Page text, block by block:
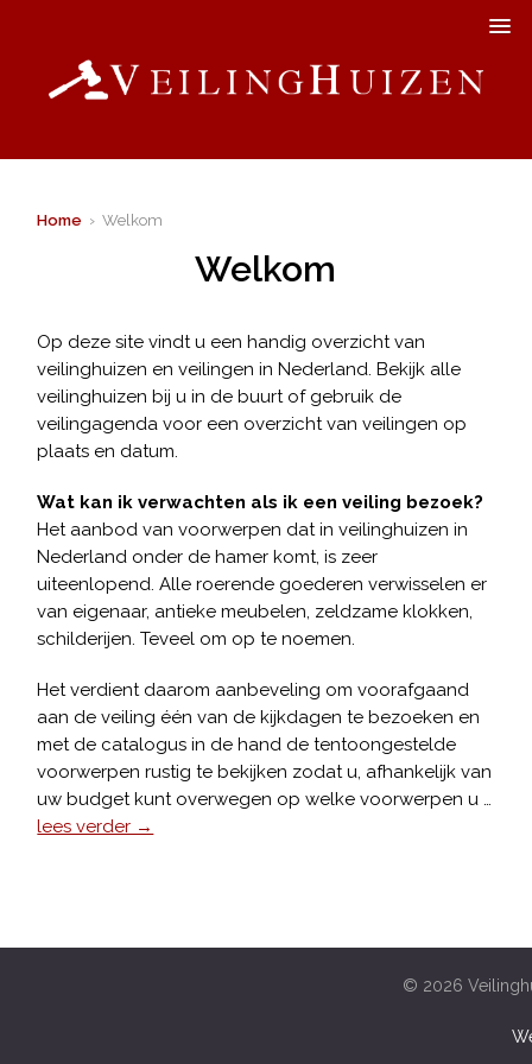
Home › Welkom
Welkom
Op deze site vindt u een handig overzicht van
veilinghuizen en veilingen in Nederland. Bekijk alle
veilinghuizen bij u in de buurt of gebruik de
veilingagenda voor een overzicht van veilingen op
plaats en datum.
Wat kan ik verwachten als ik een veiling bezoek?
Het aanbod van voorwerpen dat in veilinghuizen in
Nederland onder de hamer komt, is zeer
uiteenlopend. Alle roerende goederen verwisselen er
van eigenaar, antieke meubelen, zeldzame klokken,
schilderijen. Teveel om op te noemen.
Het verdient daarom aanbeveling om voorafgaand
aan de veiling één van de kijkdagen te bezoeken en
met de catalogus in de hand de tentoongestelde
voorwerpen rustig te bekijken zodat u, afhankelijk van
uw budget kunt overwegen op welke voorwerpen u …
lees verder →
© 2026